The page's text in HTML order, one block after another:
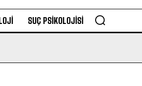
SUÇ PSIKOLOJISI